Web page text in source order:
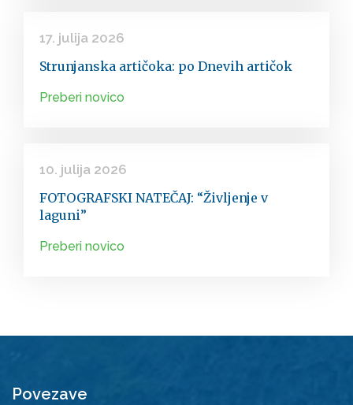
17. julija 2026
Strunjanska artičoka: po Dnevih artičok
Preberi novico
10. julija 2026
FOTOGRAFSKI NATEČAJ: “Življenje v
laguni”
Preberi novico
Povezave